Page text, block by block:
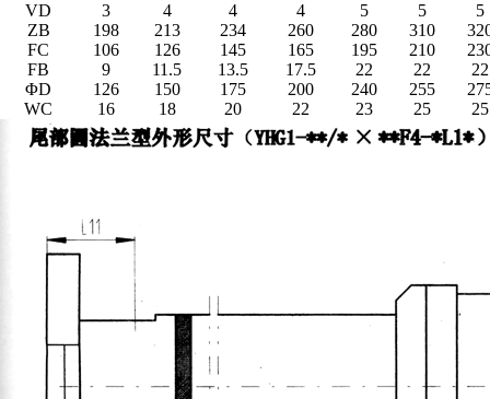
VD
3 4 4 4 5 5
5
ZB
198 213 234 260 280 310
FC
106 126 145 165 195 210
FB
9 11.5 13.5 17.5 22 22
22
ΦD
126 150 175 200 240 255
WC
16 18 20 22 23 25 25